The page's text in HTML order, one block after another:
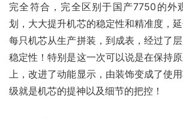
完全符合，完全区别于国产7750的外
划，大大提升机芯的稳定性和精准度，延
每只机芯从生产拼装，到成表，经过了
稳定性！特别是这一次可以说是在保持
上，改进了动能显示，由装饰变成了使
级就是机芯的提神以及细节的把控！